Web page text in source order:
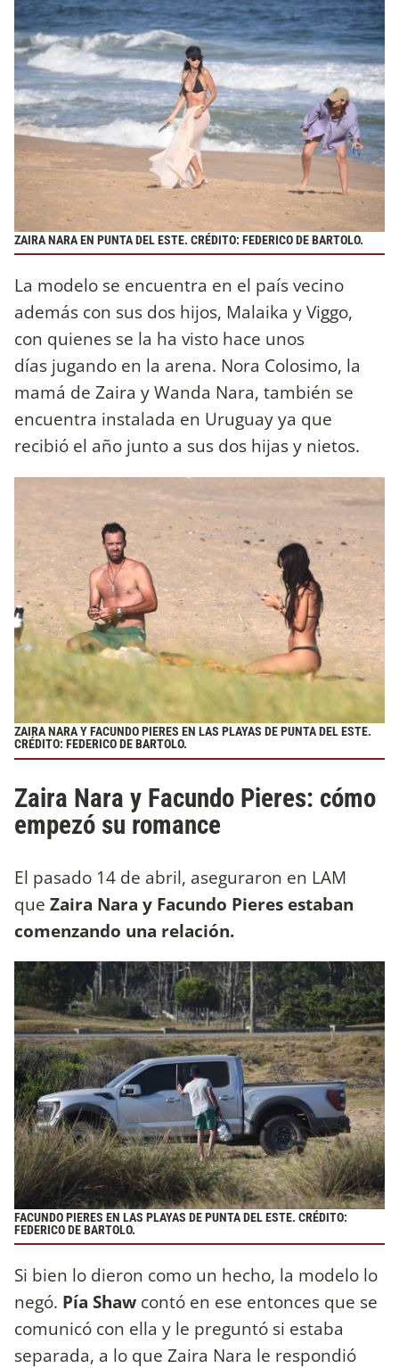
ZAIRA NARA EN PUNTA DEL ESTE. CRÉDITO: FEDERICO DE BARTOLO.
La modelo se encuentra en el país vecino
además con sus dos hijos, Malaika y Viggo,
con quienes se la ha visto hace unos
días jugando en la arena. Nora Colosimo, la
mamá de Zaira y Wanda Nara, también se
encuentra instalada en Uruguay ya que
recibió el año junto a sus dos hijas y nietos.
ZAIRA NARA Y FACUNDO PIERES EN LAS PLAYAS DE PUNTA DEL ESTE.
CRÉDITO: FEDERICO DE BARTOLO.
Zaira Nara y Facundo Pieres: cómo
empezó su romance
El pasado 14 de abril, aseguraron en LAM
que Zaira Nara y Facundo Pieres estaban
comenzando una relación.
FACUNDO PIERES EN LAS PLAYAS DE PUNTA DEL ESTE. CRÉDITO:
FEDERICO DE BARTOLO.
Si bien lo dieron como un hecho, la modelo lo
negó. Pía Shaw contó en ese entonces que se
comunicó con ella y le preguntó si estaba
separada, a lo que Zaira Nara le respondió